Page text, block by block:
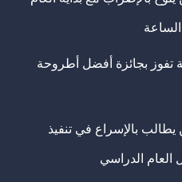
تفوز بجائزة أفضل أطروحة
يطالب بالإسراع في تنفيذ
العام الدراسي